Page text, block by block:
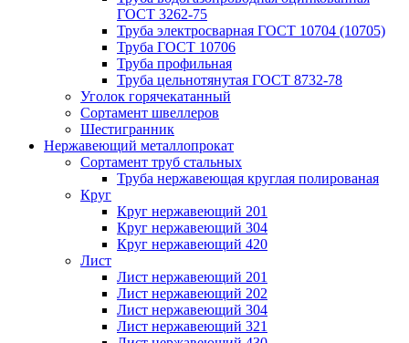
ГОСТ 3262-75
Труба электросварная ГОСТ 10704 (10705)
Труба ГОСТ 10706
Труба профильная
Труба цельнотянутая ГОСТ 8732-78
Уголок горячекатанный
Сортамент швеллеров
Шестигранник
Нержавеющий металлопрокат
Сортамент труб стальных
Труба нержавеющая круглая полированая
Круг
Круг нержавеющий 201
Круг нержавеющий 304
Круг нержавеющий 420
Лист
Лист нержавеющий 201
Лист нержавеющий 202
Лист нержавеющий 304
Лист нержавеющий 321